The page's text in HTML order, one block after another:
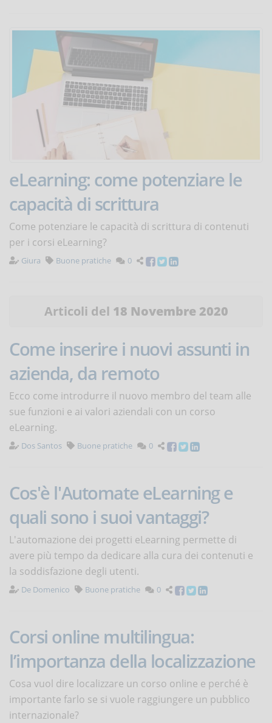
eLearning: come potenziare le
capacità di scrittura
Come potenziare le capacità di scrittura di contenuti
per i corsi eLearning?
Giura Buone pratiche 0
Articoli del 18 Novembre 2020
Come inserire i nuovi assunti in
azienda, da remoto
Ecco come introdurre il nuovo membro del team alle
sue funzioni e ai valori aziendali con un corso
eLearning.
Dos Santos Buone pratiche 0
Cos'è l'Automate eLearning e
quali sono i suoi vantaggi?
L'automazione dei progetti eLearning permette di
avere più tempo da dedicare alla cura dei contenuti e
la soddisfazione degli utenti.
De Domenico Buone pratiche 0
Corsi online multilingua:
l’importanza della localizzazione
Cosa vuol dire localizzare un corso online e perché è
importante farlo se si vuole raggiungere un pubblico
internazionale?